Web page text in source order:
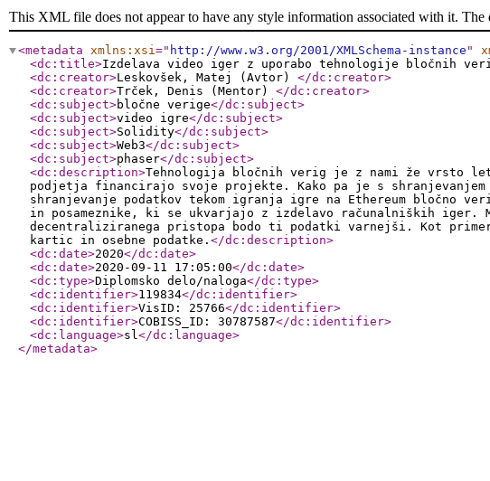
This XML file does not appear to have any style information associated with it. The
<metadata xmlns:xsi=" http://www.w3.org/2001/XMLSchema-instance "
<dc:title>Izdelava video iger z uporabo tehnologije bločnih
<dc:creator>Leskovšek, Matej (Avtor) </dc:creator>
<dc:creator>Trček, Denis (Mentor) </dc:creator>
<dc:subject>bločne verige</dc:subject>
<dc:subject>video igre</dc:subject>
<dc:subject>Solidity</dc:subject>
<dc:subject>Web3</dc:subject>
<dc:subject>phaser</dc:subject>
<dc:description>Tehnologija bločnih verig je z nami že vrsto
podjetja financirajo svoje projekte. Kako pa je s
shranjevanje podatkov tekom igranja igre na Ethereum bločno
in posameznike, ki se ukvarjajo z izdelavo računalniških iger.
decentraliziranega pristopa bodo ti podatki varnejši. Kot primer
kartic in osebne podatke. </dc:description>
<dc:date>2020</dc:date>
<dc:date>2020-09-11 17:05:00</dc:date>
<dc:type>Diplomsko delo/naloga</dc:type>
<dc:identifier>119834</dc:identifier>
<dc:identifier>VisID: 25766</dc:identifier>
<dc:identifier>COBISS_ID: 30787587</dc:identifier>
<dc:language>sl</dc:language>
</metadata>